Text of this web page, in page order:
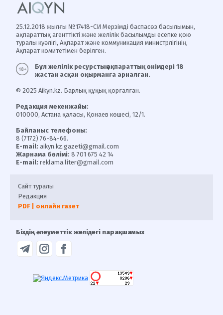
25.12.2018 жылғы №17418-СИ Мерзімді баспасөз басылымын,
ақпараттық агенттікті және желілік басылымды есепке қою
туралы куәлігі, Ақпарат және коммуникация министрлігінің
Ақпарат комитетімен берілген.
Бұл желілік ресурстың ақпараттық өнімдері 18
жастан асқан оқырманға арналған.
© 2025 Aikyn.kz. Барлық құқық қорғалған.
Редакция мекенжайы:
010000, Астана қаласы, Қонаев көшесі, 12/1.
Байланыс телефоны:
8 (7172) 76-84-66.
E-mail: aikyn.kz.gazeti@gmail.com
Жарнама бөлімі: 8 701 675 42 14
E-mail: reklama.liter@gmail.com
Сайт туралы
Редакция
PDF | онлайн газет
Біздің әлеуметтік желідегі парақшамыз